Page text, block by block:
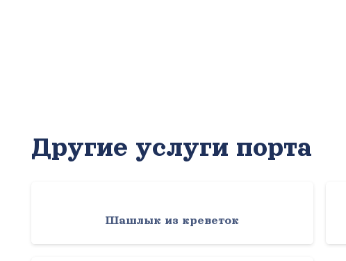
Другие услуги порта
Шашлык из креветок